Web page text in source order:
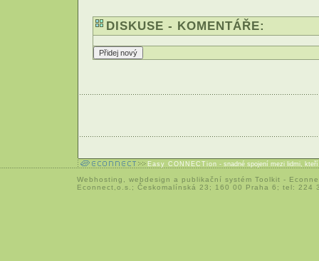
DISKUSE - KOMENTÁŘE:
Easy CONNECTion - snadné spojení mezi lidmi,
Webhosting webdesign a publikační systém Toolkit -
Econnect,o.s.; Českomalínská 23; 160 00 Praha 6; tel: 224